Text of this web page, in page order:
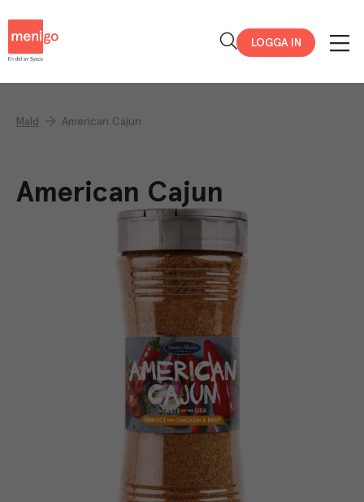
LOGGA IN
Mald American Cajun
American Cajun